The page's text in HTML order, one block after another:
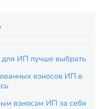
для ИП лучше выбрать
взносов ИП в
взносам ИП за себя